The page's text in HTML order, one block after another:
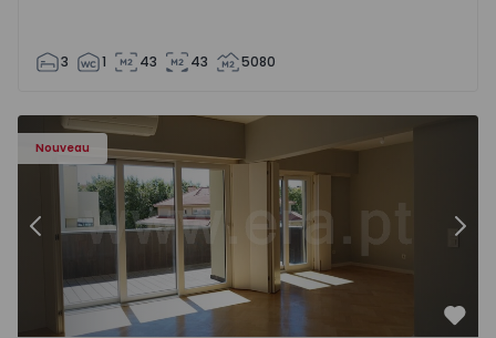
3 1 43 43 5080
Nouveau
Appartement T3 Porto, Foz - 1536983 - 12
Précédent